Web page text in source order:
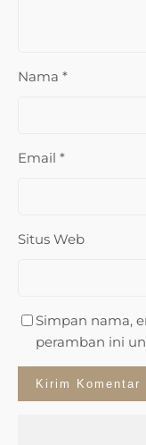
Nama *
Email *
Situs Web
Simpan nama,
peramban ini